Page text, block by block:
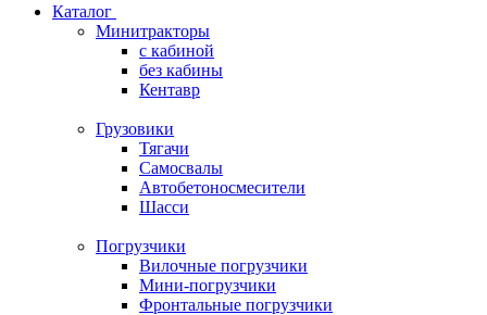
Каталог
Минитракторы
c кабиной
без кабины
Кентавр
Грузовики
Тягачи
Самосвалы
Автобетоносмесители
Шасси
Погрузчики
Вилочные погрузчики
Мини-погрузчики
Фронтальные погрузчики